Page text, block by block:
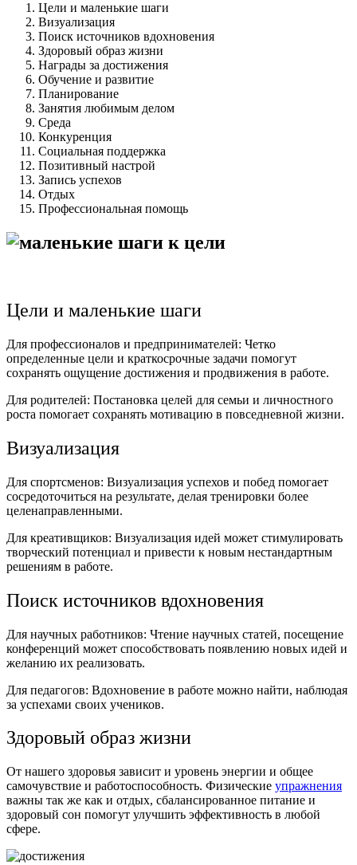
Цели и маленькие шаги
Визуализация
Поиск источников вдохновения
Здоровый образ жизни
Награды за достижения
Обучение и развитие
Планирование
Занятия любимым делом
Среда
Конкуренция
Социальная поддержка
Позитивный настрой
Запись успехов
Отдых
Профессиональная помощь
Цели и маленькие шаги
Для профессионалов и предпринимателей: Четко
определенные цели и краткосрочные задачи помогут
сохранять ощущение достижения и продвижения в работе.
Для родителей: Постановка целей для семьи и личностного
роста помогает сохранять мотивацию в повседневной жизни.
Визуализация
Для спортсменов: Визуализация успехов и побед помогает
сосредоточиться на результате, делая тренировки более
целенаправленными.
Для креативщиков: Визуализация идей может стимулировать
творческий потенциал и привести к новым нестандартным
решениям в работе.
Поиск источников вдохновения
Для научных работников: Чтение научных статей, посещение
конференций может способствовать появлению новых идей и
желанию их реализовать.
Для педагогов: Вдохновение в работе можно найти, наблюдая
за успехами своих учеников.
Здоровый образ жизни
От нашего здоровья зависит и уровень энергии и общее
самочувствие и работоспособность. Физические упражнения
важны так же как и отдых, сбалансированное питание и
здоровый сон помогут улучшить эффективность в любой
сфере.